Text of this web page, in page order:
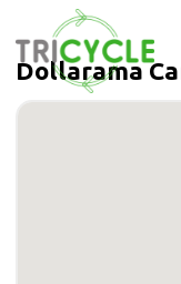
Dollarama